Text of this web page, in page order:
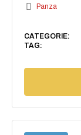
Panza
CATEGORIE:
TAG: